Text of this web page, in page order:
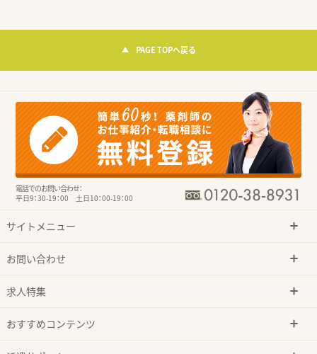
PAGE TOPへ戻る
電話でのお問い合わせ：
平日9：30-19：00 土日10：00-19：00
サイトメニュー
お問い合わせ
求人特集
おすすめコンテンツ